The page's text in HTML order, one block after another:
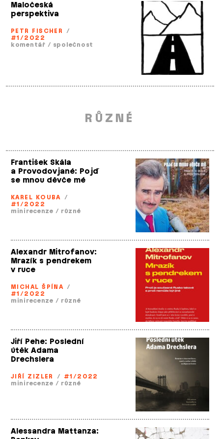
Maločeská
perspektiva
PETR FISCHER /
#1/2022
komentář / společnost
RŮZNÉ
František Skála
a Provodovjané: Pojď
se mnou děvče mé
KAREL KOUBA /
#1/2022
minirecenze / různé
Alexandr Mitrofanov:
Mrazík s pendrekem
v ruce
MICHAL ŠPÍNA /
#1/2022
minirecenze / různé
Jiří Pehe: Poslední
útěk Adama
Drechslera
JIŘÍ ZIZLER / #1/2022
minirecenze / různé
Alessandra Mattanza: